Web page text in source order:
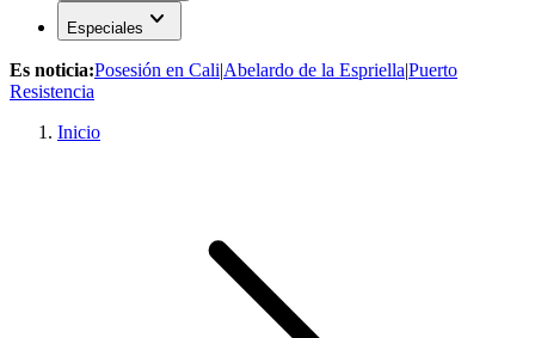
Especiales expand_more
Es noticia:Posesión en Cali|Abelardo de la Espriella|Puerto
Resistencia
Inicio